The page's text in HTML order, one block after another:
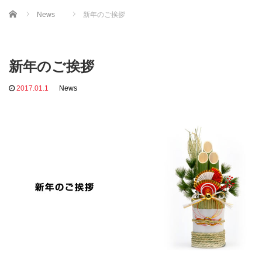
Home News 新年のご挨拶
新年のご挨拶
2017.01.1 News